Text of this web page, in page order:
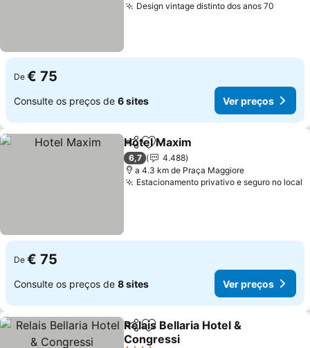
Design vintage distinto dos anos 70
De € 75
Consulte os preços de 6 sites Ver preços
PartilharAdicionar aos favoritos
Hotel Maxim
6,7
4.488
a 4.3 km de Praça Maggiore
Estacionamento privativo e seguro no local
De € 75
Consulte os preços de 8 sites Ver preços
PartilharAdicionar aos favoritos
Relais Bellaria Hotel &
Congressi